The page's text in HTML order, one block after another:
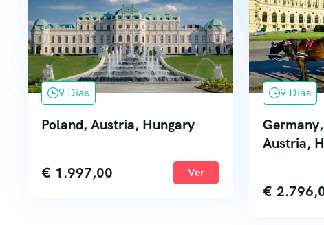
9 Dias
Poland, Austria, Hungary
€ 1.997,00 Ver
9 Dias
Austria,
€